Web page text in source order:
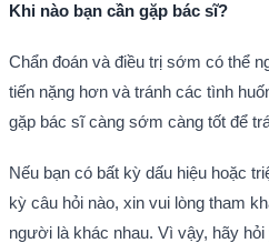
Khi nào bạn cần gặp bác sĩ?
Chẩn đoán và điều trị sớm có thể
tiến nặng hơn và tránh các tình
gặp bác sĩ càng sớm càng tốt để
Nếu bạn có bất kỳ dấu hiệu hoặc
kỳ câu hỏi nào, xin vui lòng tham
người là khác nhau. Vì vậy, hãy